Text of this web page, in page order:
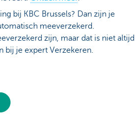
bij KBC Brussels? Dan zijn je
meeverzekerd.
zijn, maar dat is niet altijd
bij je expert Verzekeren.